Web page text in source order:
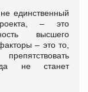
единственный
– это
высшего
– это то,
не станет